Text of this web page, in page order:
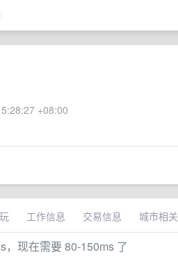
+08:00
工作信息 交易信息 城市相关
现在需要 80-150ms 了